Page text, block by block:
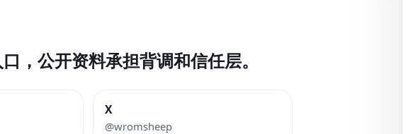
，公开资料承担背调和信任层。
X
@wromsheep